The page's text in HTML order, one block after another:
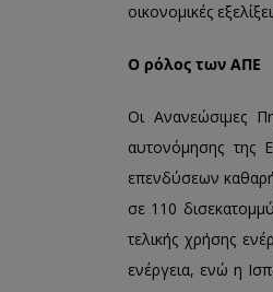
οικονομικές
Ο ρόλος των ΑΠΕ
Οι Ανανεώσιμες
αυτονόμησης της
επενδύσεων
σε 110
τελικής χρήσης
ενέργεια, ενώ η